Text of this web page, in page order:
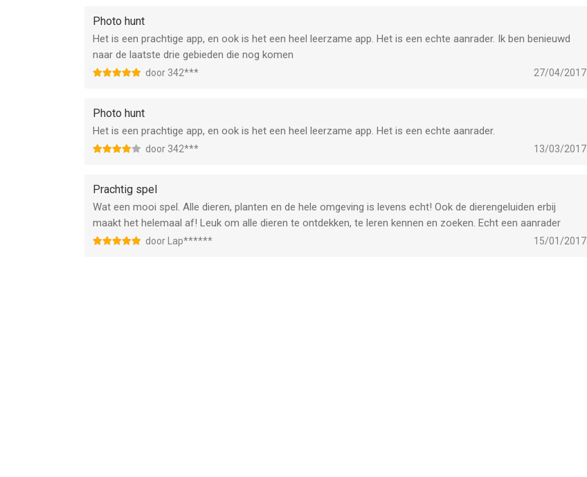
Photo hunt
Het is een prachtige app, en ook is het een heel leerzame app. Het is een echte aanrader. Ik ben benieuwd
naar de laatste drie gebieden die nog komen
door 342*** 27/04/2017
Photo hunt
Het is een prachtige app, en ook is het een heel leerzame app. Het is een echte aanrader.
door 342*** 13/03/2017
Prachtig spel
Wat een mooi spel. Alle dieren, planten en de hele omgeving is levens echt! Ook de dierengeluiden erbij
maakt het helemaal af! Leuk om alle dieren te ontdekken, te leren kennen en zoeken. Echt een aanrader
door Lap****** 15/01/2017